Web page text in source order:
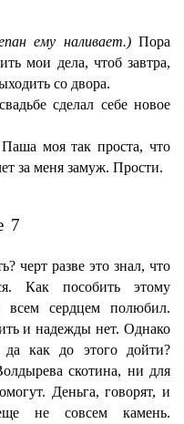
ему наливает.)Пора
мои дела, чтоб завтра,
со двора.
сделал себе новое
моя так проста, что
за меня замуж. Прости.
7
черт разве это знал, что
Как пособить этому
всем сердцем полюбил.
и надежды нет. Однако
да как до этого дойти?
скотина, ни для
Деньга, говорят, и
не совсем камень.